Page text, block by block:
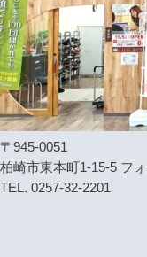
〒945-0051
柏崎市東本町1-15-5 フ
TEL. 0257-32-2201